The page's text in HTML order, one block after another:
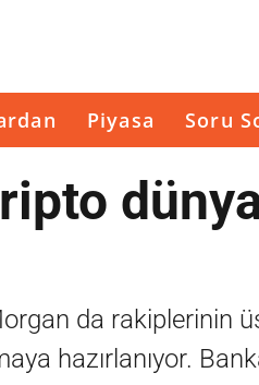
Piyasa Soru
da rakiplerinin
hazırlanıyor.